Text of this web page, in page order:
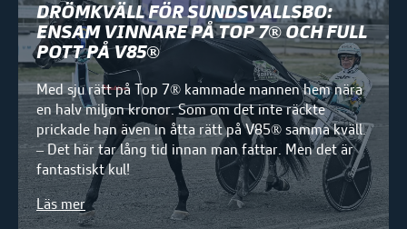
DRÖMKVÄLL FÖR SUNDSVALLSBO:
ENSAM VINNARE PÅ TOP 7® OCH FULL
POTT PÅ V85®
Med sju rätt på Top 7® kammade mannen hem nära
en halv miljon kronor. Som om det inte räckte
prickade han även in åtta rätt på V85® samma kväll.
– Det här tar lång tid innan man fattar. Men det är
fantastiskt kul!
Läs mer